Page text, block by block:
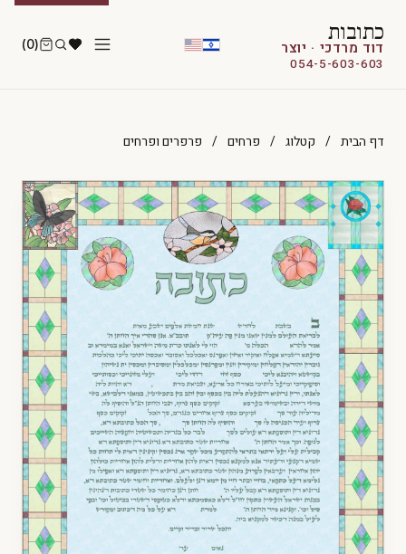
כתובות
דוד מרדכי · יוצר
054-5-603-603
(0)
דף הבית / קטלוג / פרחים / פרפרים ופרחים